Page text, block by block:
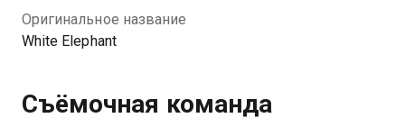
Оригинальное название
White Elephant
Съёмочная команда